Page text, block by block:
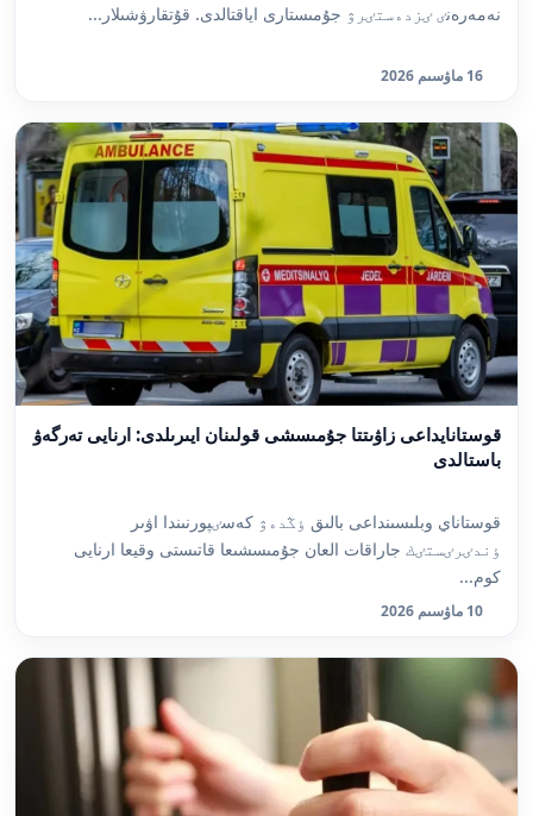
نەمەرەنٸ ٸزدەستٸرۋ جۇمىستارى اياقتالدى. قۇتقارۋشىلار...
16 ماۋسىم 2026
قوستانايداعى زاۋىتتا جۇمىسشى قولىنان ايىرىلدى: ارنايى تەرگەۋ
باستالدى
قوستاناي وبلىسىنداعى بالىق ٶڭدەۋ كەسٸپورنىندا اۋىر
ٶندٸرٸستٸك جاراقات العان جۇمىسشىعا قاتىستى وقيعا ارنايى
كوم...
10 ماۋسىم 2026